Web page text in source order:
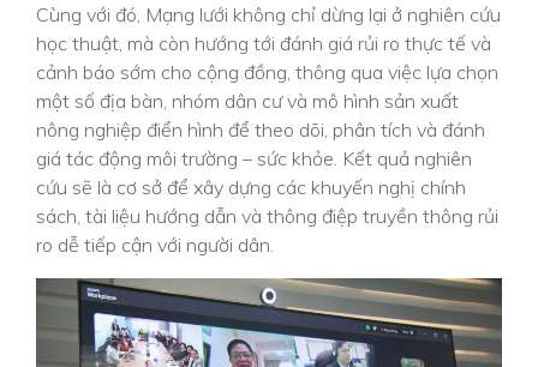
Cùng với đó, Mạng lưới không chỉ dừng lại ở nghiên cứu
học thuật, mà còn hướng tới đánh giá rủi ro thực tế và
cảnh báo sớm cho cộng đồng, thông qua việc lựa chọn
một số địa bàn, nhóm dân cư và mô hình sản xuất
nông nghiệp điển hình để theo dõi, phân tích và đánh
giá tác động môi trường – sức khỏe. Kết quả nghiên
cứu sẽ là cơ sở để xây dựng các khuyến nghị chính
sách, tài liệu hướng dẫn và thông điệp truyền thông rủi
ro dễ tiếp cận với người dân.